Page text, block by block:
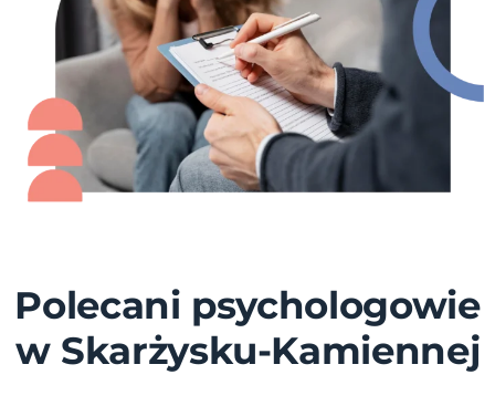
Polecani psychologowie
w Skarżysku-Kamiennej